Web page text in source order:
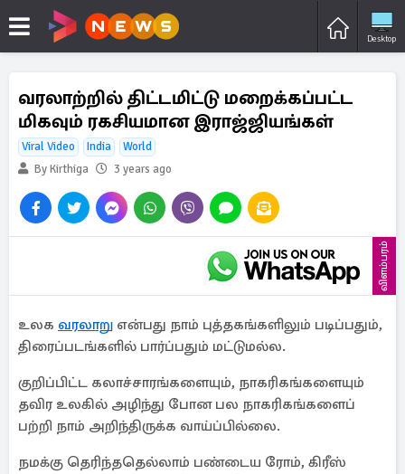
Desktop
வரலாற்றில் திட்டமிட்டு மறைக்கப்பட்ட
மிகவும் ரகசியமான இராஜ்ஜியங்கள்
Viral Video India
World
By Kirthiga
3 years ago
விளம்பரம்
உலக வரலாறு என்பது நாம் புத்தகங்களிலும் படிப்பதும்,
திரைப்படங்களில் பார்ப்பதும் மட்டுமல்ல.
குறிப்பிட்ட கலாச்சாரங்களையும், நாகரிகங்களையும்
தவிர உலகில் அழிந்து போன பல நாகரிகங்களைப்
பற்றி நாம் அறிந்திருக்க வாய்ப்பில்லை.
நமக்கு தெரிந்ததெல்லாம் பண்டைய ரோம், கிரீஸ்